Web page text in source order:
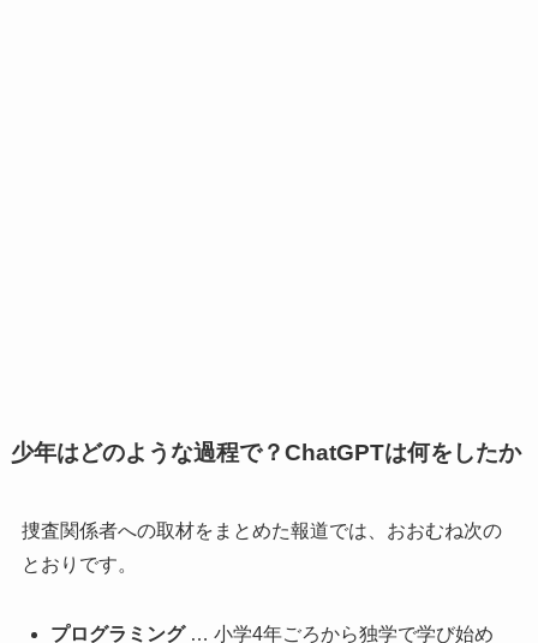
少年はどのような過程で？ChatGPTは何をしたか
捜査関係者への取材をまとめた報道では、おおむね次の
とおりです。
プログラミング… 小学4年ごろから独学で学び始め